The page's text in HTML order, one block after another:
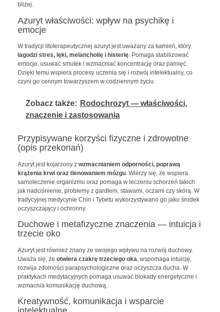
bliżej.
Azuryt właściwości: wpływ na psychikę i
emocje
W tradycji litoterapeutycznej azuryt jest uważany za kamień, który
łagodzi stres, lęki, melancholię i histerię. Pomaga stabilizować
emocje, usuwać smutek i wzmacniać koncentrację oraz pamięć.
Dzięki temu wspiera procesy uczenia się i rozwój intelektualny, co
czyni go cennym towarzyszem w codziennym życiu.
Zobacz także: Rodochrozyt — właściwości,
znaczenie i zastosowania
Przypisywane korzyści fizyczne i zdrowotne
(opis przekonań)
Azuryt jest kojarzony z wzmacnianiem odporności, poprawą
krążenia krwi oraz tlenowaniem mózgu. Wierzy się, że wspiera
samoleczenie organizmu oraz pomaga w leczeniu schorzeń takich
jak nadciśnienie, problemy z gardłem, stawami, oczami czy skórą. W
tradycyjnej medycynie Chin i Tybetu wykorzystywano go jako środek
oczyszczający i ochronny.
Duchowe i metafizyczne znaczenia — intuicja i
trzecie oko
Azuryt jest również znany ze swojego wpływu na rozwój duchowy.
Uważa się, że otwiera czakrę trzeciego oka , wspomaga intuicję,
rozwija zdolności parapsychologiczne oraz oczyszcza ducha. W
praktykach medytacyjnych pomaga usuwać blokady energetyczne i
wzmacnia komunikację duchową.
Kreatywność, komunikacja i wsparcie